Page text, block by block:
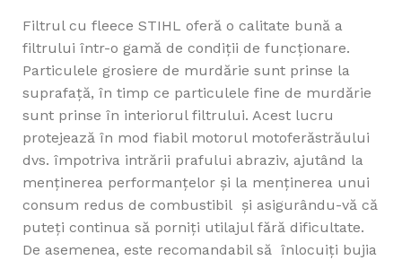
Filtrul cu fleece STIHL oferă o calitate bună a
filtrului într-o gamă de condiții de funcționare.
Particulele grosiere de murdărie sunt prinse la
suprafață, în timp ce particulele fine de murdărie
sunt prinse în interiorul filtrului. Acest lucru
protejează în mod fiabil motorul motoferăstrăului
dvs. împotriva intrării prafului abraziv, ajutând la
menținerea performanțelor și la menținerea unui
consum redus de combustibil și asigurându-vă că
puteți continua să porniți utilajul fără dificultate.
De asemenea, este recomandabil să înlocuiți bujia